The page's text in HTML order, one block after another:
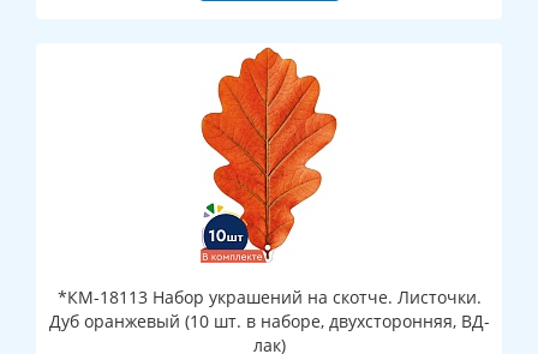
*КМ-18113 Набор украшений на скотче. Листочки.
Дуб оранжевый (10 шт. в наборе, двухсторонняя, ВД-
лак)